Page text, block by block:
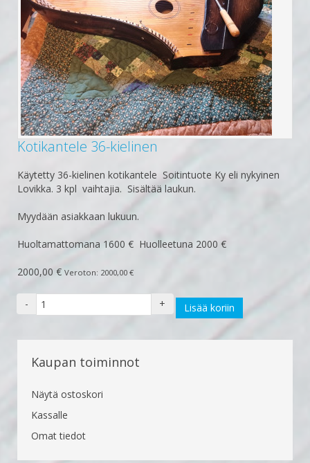
Kotikantele 36-kielinen
Käytetty 36-kielinen kotikantele Soitintuote Ky eli nykyinen
Lovikka. 3 kpl vaihtajia. Sisältää laukun.
Myydään asiakkaan lukuun.
Huoltamattomana 1600 € Huolleetuna 2000 €
2000,00 € Veroton: 2000,00 €
- +
Kaupan toiminnot
Näytä ostoskori
Kassalle
Omat tiedot